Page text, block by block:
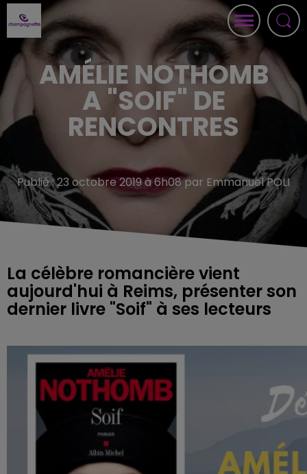
AMÉLIE NOTHOMB
A "SOIF" DE
RENCONTRES
Publié : 23 octobre 2019 à 6h08 par Emmanuel POLI
La célèbre romancière vient
aujourd'hui à Reims, présenter son
dernier livre "Soif" à ses lecteurs